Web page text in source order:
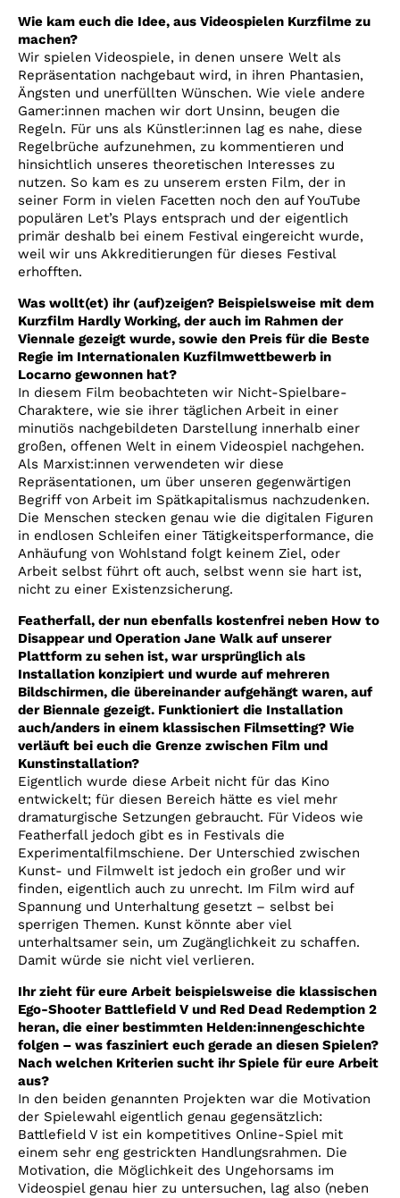
Wie kam euch die Idee, aus Videospielen Kurzfilme zu
machen?
Wir spielen Videospiele, in denen unsere Welt als
Repräsentation nachgebaut wird, in ihren Phantasien,
Ängsten und unerfüllten Wünschen. Wie viele andere
Gamer:innen machen wir dort Unsinn, beugen die
Regeln. Für uns als Künstler:innen lag es nahe, diese
Regelbrüche aufzunehmen, zu kommentieren und
hinsichtlich unseres theoretischen Interesses zu
nutzen. So kam es zu unserem ersten Film, der in
seiner Form in vielen Facetten noch den auf YouTube
populären Let’s Plays entsprach und der eigentlich
primär deshalb bei einem Festival eingereicht wurde,
weil wir uns Akkreditierungen für dieses Festival
erhofften.
Was wollt(et) ihr (auf)zeigen? Beispielsweise mit dem
Kurzfilm Hardly Working, der auch im Rahmen der
Viennale gezeigt wurde, sowie den Preis für die Beste
Regie im Internationalen Kuzfilmwettbewerb in
Locarno gewonnen hat?
In diesem Film beobachteten wir Nicht-Spielbare-
Charaktere, wie sie ihrer täglichen Arbeit in einer
minutiös nachgebildeten Darstellung innerhalb einer
großen, offenen Welt in einem Videospiel nachgehen.
Als Marxist:innen verwendeten wir diese
Repräsentationen, um über unseren gegenwärtigen
Begriff von Arbeit im Spätkapitalismus nachzudenken.
Die Menschen stecken genau wie die digitalen Figuren
in endlosen Schleifen einer Tätigkeitsperformance, die
Anhäufung von Wohlstand folgt keinem Ziel, oder
Arbeit selbst führt oft auch, selbst wenn sie hart ist,
nicht zu einer Existenzsicherung.
Featherfall, der nun ebenfalls kostenfrei neben How to
Disappear und Operation Jane Walk auf unserer
Plattform zu sehen ist, war ursprünglich als
Installation konzipiert und wurde auf mehreren
Bildschirmen, die übereinander aufgehängt waren, auf
der Biennale gezeigt. Funktioniert die Installation
auch/anders in einem klassischen Filmsetting? Wie
verläuft bei euch die Grenze zwischen Film und
Kunstinstallation?
Eigentlich wurde diese Arbeit nicht für das Kino
entwickelt; für diesen Bereich hätte es viel mehr
dramaturgische Setzungen gebraucht. Für Videos wie
Featherfall jedoch gibt es in Festivals die
Experimentalfilmschiene. Der Unterschied zwischen
Kunst- und Filmwelt ist jedoch ein großer und wir
finden, eigentlich auch zu unrecht. Im Film wird auf
Spannung und Unterhaltung gesetzt – selbst bei
sperrigen Themen. Kunst könnte aber viel
unterhaltsamer sein, um Zugänglichkeit zu schaffen.
Damit würde sie nicht viel verlieren.
Ihr zieht für eure Arbeit beispielsweise die klassischen
Ego-Shooter Battlefield V und Red Dead Redemption 2
heran, die einer bestimmten Helden:innengeschichte
folgen – was fasziniert euch gerade an diesen Spielen?
Nach welchen Kriterien sucht ihr Spiele für eure Arbeit
aus?
In den beiden genannten Projekten war die Motivation
der Spielewahl eigentlich genau gegensätzlich:
Battlefield V ist ein kompetitives Online-Spiel mit
einem sehr eng gestrickten Handlungsrahmen. Die
Motivation, die Möglichkeit des Ungehorsams im
Videospiel genau hier zu untersuchen, lag also (neben